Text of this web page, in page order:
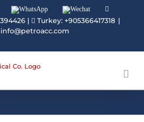
InstagramWhatsApp Wechat
| Turkey: +905366417318 |
info@petroacc.com